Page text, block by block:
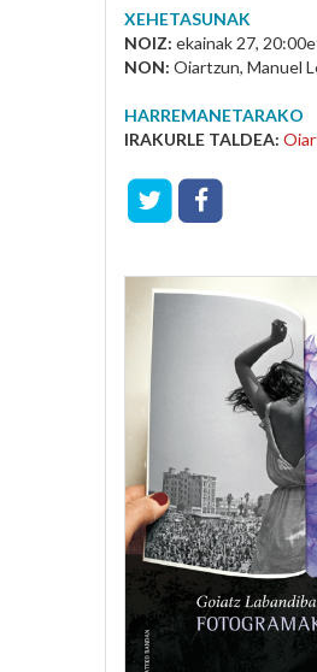
XEHETASUNAK
NOIZ: ekainak 27,
NON: Oiartzun, Manuel
HARREMANETARAKO
IRAKURLE TALDEA: